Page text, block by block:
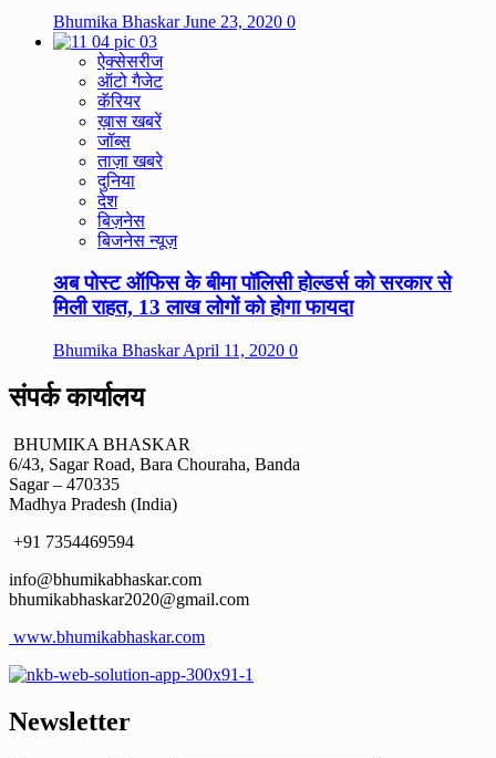
Bhumika BhaskarJune 23, 2020 0
ऐक्सेसरीज
ऑटो गैजेट
कॅरियर
ख़ास खबरें
जॉब्स
ताज़ा खबरे
दुनिया
देश
बिज़नेस
बिजनेस न्यूज़
अब पोस्ट ऑफिस के बीमा पॉलिसी होल्डर्स को सरकार से
मिली राहत, 13 लाख लोगों को होगा फायदा
Bhumika BhaskarApril 11, 2020 0
संपर्क कार्यालय
BHUMIKA BHASKAR
6/43, Sagar Road, Bara Chouraha, Banda
Sagar – 470335
Madhya Pradesh (India)
+91 7354469594
info@bhumikabhaskar.com
bhumikabhaskar2020@gmail.com
www.bhumikabhaskar.com
Newsletter